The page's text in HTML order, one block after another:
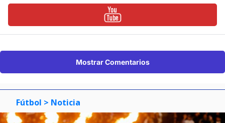
Mostrar Comentarios
Fútbol > Noticia